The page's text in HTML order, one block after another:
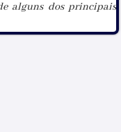
alguns dos principais